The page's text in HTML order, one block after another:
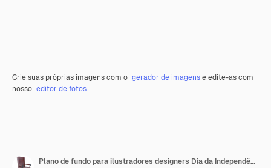
Crie suas próprias imagens com o gerador de imagense edite-as com
nosso editor de fotos.
Plano de fundo para ilustradores designers Dia da Independência Nacional Bandeiras Austrália e PuertoRico